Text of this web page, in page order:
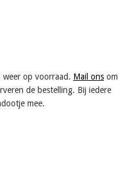
weer op voorraad. Mail ons om
de bestelling. Bij iedere
mee.